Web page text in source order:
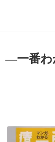
―一番